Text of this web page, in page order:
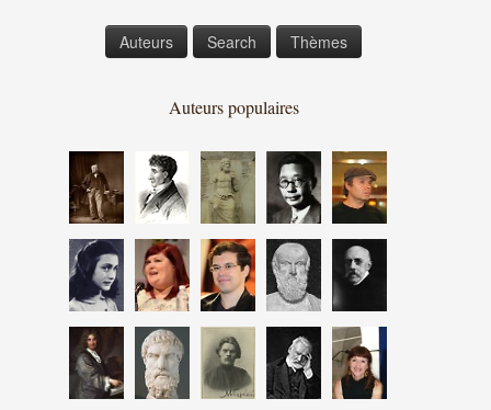
Auteurs Search Thèmes
Auteurs populaires